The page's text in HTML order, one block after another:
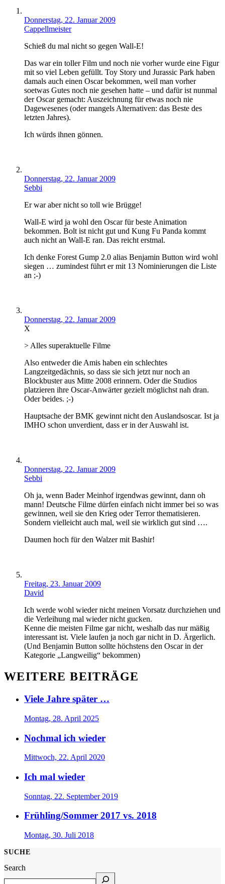
Donnerstag, 22. Januar 2009
Cappellmeister
Schieß du mal nicht so gegen Wall-E!
Das war ein toller Film und noch nie vorher wurde eine Figur
mit so viel Leben gefüllt. Toy Story und Jurassic Park haben
damals auch einen Oscar bekommen, weil man vorher
soetwas Gutes noch nie gesehen hatte – und dafür ist nunmal
der Oscar gemacht: Auszeichnung für etwas noch nie
Dagewesenes (oder mangels Alternativen: das Beste des
letzten Jahres).
Ich würds ihnen gönnen.
Donnerstag, 22. Januar 2009
Sebbi
Er war aber nicht so toll wie Brügge!
Wall-E wird ja wohl den Oscar für beste Animation
bekommen. Bolt ist nicht gut und Kung Fu Panda kommt
auch nicht an Wall-E ran. Das reicht erstmal.
Ich denke Forest Gump 2.0 alias Benjamin Button wird wohl
siegen … zumindest führt er mit 13 Nominierungen die Liste
an ;-)
Donnerstag, 22. Januar 2009
X
> Alles superaktuelle Filme
Also entweder die Amis haben ein schlechtes
Langzeitgedächnis, so dass sie sich jetzt nur noch an
Blockbuster aus Mitte 2008 erinnern. Oder die Studios
platzieren ihre Oscar-Anwärter gezielt möglichst nah dran.
Oder beides. ;-)
Hauptsache der BMK gewinnt nicht den Auslandsoscar. Ist ja
IMHO schon unverdient, dass er in der Auswahl ist.
Donnerstag, 22. Januar 2009
Sebbi
Oh ja, wenn Bader Meinhof irgendwas gewinnt, dann oh
mann! Deutsche Filme dürfen einfach nicht immer bei so was
gewinnen, weil sie den Krieg oder Terror thematisieren.
Sondern vielleicht auch mal, weil sie wirklich gut sind ….
Daumen hoch für den Walzer mit Bashir!
Freitag, 23. Januar 2009
David
Ich werde wohl wieder nicht meinen Vorsatz durchziehen und
die Verleihung mal wieder nicht gucken.
Kenne die meisten Filme gar nicht, weshalb das nur mäßig
interessant ist. Viele laufen ja noch gar nicht in D. Ärgerlich.
(Und Benjamin Button sollte höchstens den Oscar in der
Kategorie „Langweilig“ bekommen)
WEITERE BEITRÄGE
Viele Jahre später …
Montag, 28. April 2025
Nochmal ich wieder
Mittwoch, 22. April 2020
Ich mal wieder
Sonntag, 22. September 2019
Frühling/Sommer 2017 vs. 2018
Montag, 30. Juli 2018
SUCHE
Search